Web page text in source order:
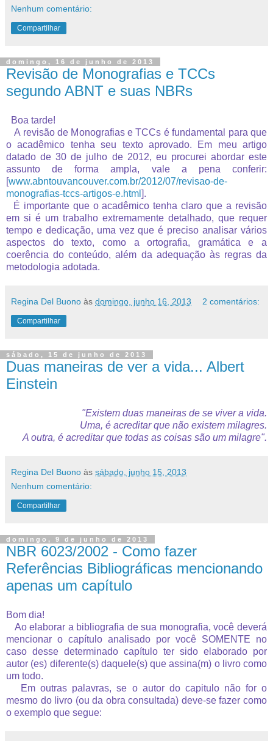
Nenhum comentário:
Compartilhar
domingo, 16 de junho de 2013
Revisão de Monografias e TCCs
segundo ABNT e suas NBRs
Boa tarde!
A revisão de Monografias e TCCs é fundamental para que
o acadêmico tenha seu texto aprovado. Em meu artigo
datado de 30 de julho de 2012, eu procurei abordar este
assunto de forma ampla, vale a pena conferir:
[www.abntouvancouver.com.br/2012/07/revisao-de-
monografias-tccs-artigos-e.html ].
É importante que o acadêmico tenha claro que a revisão
em si é um trabalho extremamente detalhado, que requer
tempo e dedicação, uma vez que é preciso analisar vários
aspectos do texto, como a ortografia, gramática e a
coerência do conteúdo, além da adequação às regras da
metodologia adotada.
Regina Del Buono às domingo, junho 16, 2013 2 comentários:
Compartilhar
sábado, 15 de junho de 2013
Duas maneiras de ver a vida... Albert
Einstein
"Existem duas maneiras de se viver a vida.
Uma, é acreditar que não existem milagres.
A outra, é acreditar que todas as coisas são um milagre".
Regina Del Buono às sábado, junho 15, 2013
Nenhum comentário:
Compartilhar
domingo, 9 de junho de 2013
NBR 6023/2002 - Como fazer
Referências Bibliográficas mencionando
apenas um capítulo
Bom dia!
Ao elaborar a bibliografia de sua monografia, você deverá
mencionar o capítulo analisado por você SOMENTE no
caso desse determinado capítulo ter sido elaborado por
autor (es) diferente(s) daquele(s) que assina(m) o livro como
um todo.
Em outras palavras, se o autor do capitulo não for o
mesmo do livro (ou da obra consultada) deve-se fazer como
o exemplo que segue: